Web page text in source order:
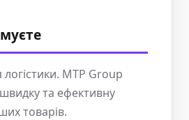
логістики. MTP Group
та ефективну
товарів.